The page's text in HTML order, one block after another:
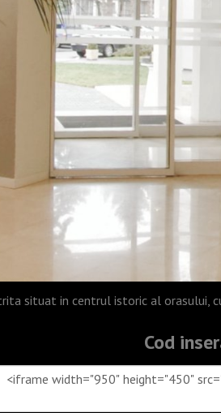
situat in centrul istoric al orasului,
Cod